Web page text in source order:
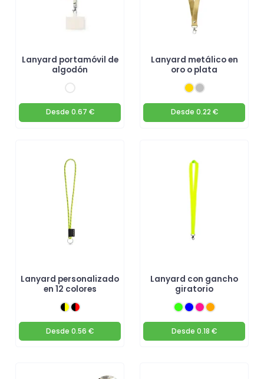
Lanyard portamóvil de
algodón
Desde 0.67 €
Lanyard metálico en
oro o plata
Desde 0.22 €
Lanyard personalizado
en 12 colores
Desde 0.56 €
Lanyard con gancho
giratorio
Desde 0.18 €